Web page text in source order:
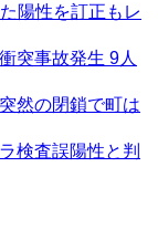
陽性を訂正もレ
突事故発生 9人
然の閉鎖で町は
検査誤陽性と判